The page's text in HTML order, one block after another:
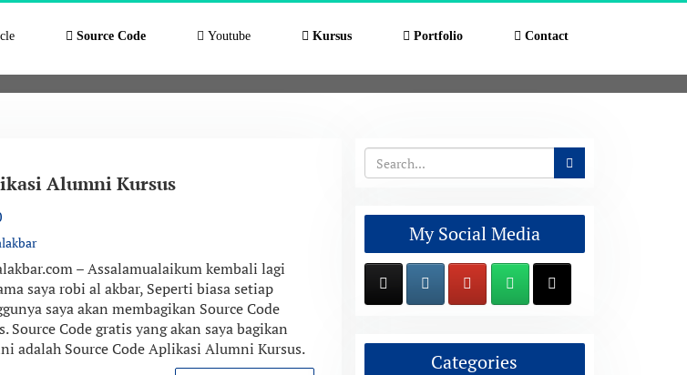
Source Code Youtube Kursus Portfolio Contact
Alumni Kursus
– Assalamualaikum kembali lagi
saya robi al akbar, Seperti biasa setiap
saya akan membagikan Source Code
Source Code gratis yang akan saya bagikan
adalah Source Code Aplikasi Alumni Kursus.
My Social Media
Categories